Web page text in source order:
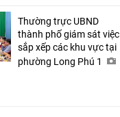
Thường trực UBND
thành phố giám sát việc
sắp xếp các khu vực tại
phường Long Phú 1